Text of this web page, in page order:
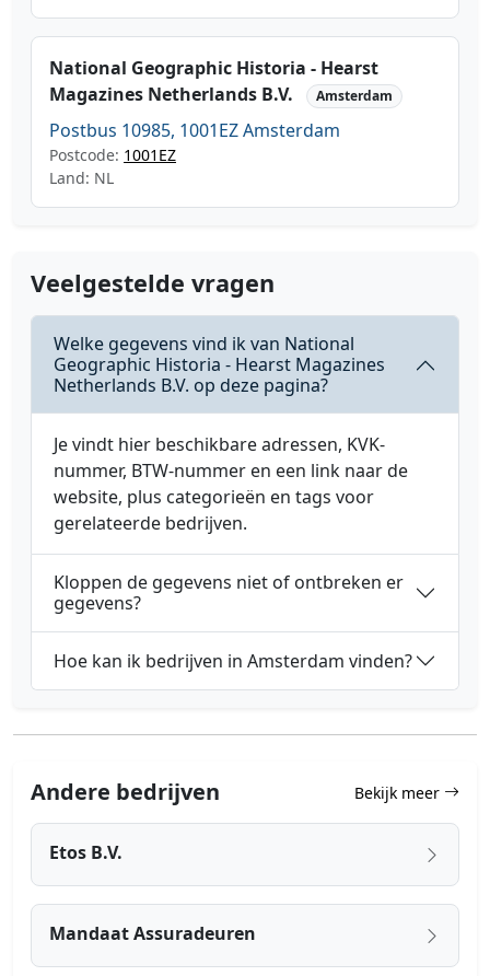
National Geographic Historia - Hearst
Magazines Netherlands B.V.
Amsterdam
Postbus 10985, 1001EZ Amsterdam
Postcode: 1001EZ
Land: NL
Veelgestelde vragen
Welke gegevens vind ik van National
Geographic Historia - Hearst Magazines
Netherlands B.V. op deze pagina?
Je vindt hier beschikbare adressen, KVK-
nummer, BTW-nummer en een link naar de
website, plus categorieën en tags voor
gerelateerde bedrijven.
Kloppen de gegevens niet of ontbreken er
gegevens?
Hoe kan ik bedrijven in Amsterdam vinden?
Andere bedrijven Bekijk meer
Etos B.V.
Mandaat Assuradeuren